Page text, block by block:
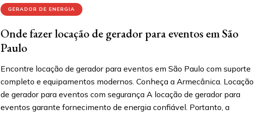
GERADOR DE ENERGIA
Onde fazer locação de gerador para eventos em São
Paulo
Encontre locação de gerador para eventos em São Paulo com suporte
completo e equipamentos modernos. Conheça a Armecânica. Locação
de gerador para eventos com segurança A locação de gerador para
eventos garante fornecimento de energia confiável. Portanto, a